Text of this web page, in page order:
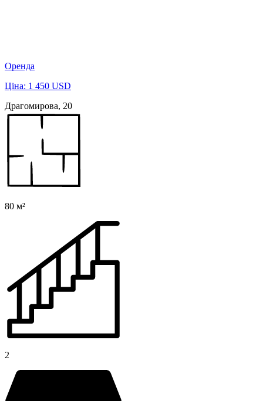
Оренда
Ціна: 1 450 USD
Драгомирова, 20
80 м²
2